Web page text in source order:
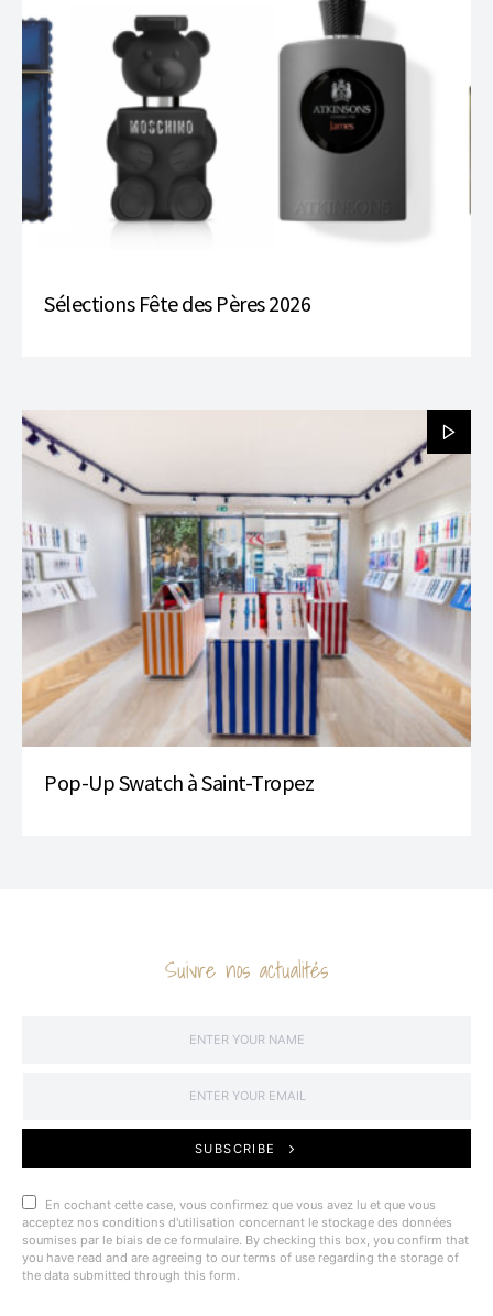
Sélections Fête des Pères 2026
Pop-Up Swatch à Saint-Tropez
Suivre nos actualités
SUBSCRIBE
En cochant cette case, vous confirmez que vous avez lu et que vous
acceptez nos conditions d'utilisation concernant le stockage des données
soumises par le biais de ce formulaire. By checking this box, you confirm that
you have read and are agreeing to our terms of use regarding the storage of
the data submitted through this form.